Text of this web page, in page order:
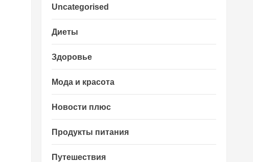
Uncategorised
Диеты
Здоровье
Мода и красота
Новости плюс
Продукты питания
Путешествия